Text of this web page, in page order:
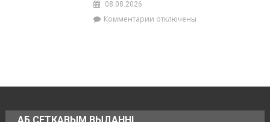
соответствует
08.08.2026
Комментарии к
20
на
отключены
АБ СЕТКАВЫМ ВЫДАННІ